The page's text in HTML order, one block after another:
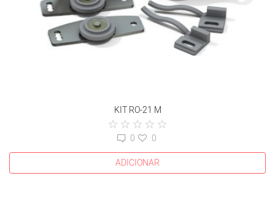
KIT RO-21 M
0
0
ADICIONAR